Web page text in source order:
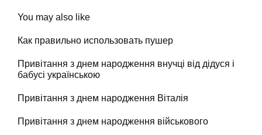
You may also like
Как правильно использовать пушер
Привітання з днем народження внучці від дідуся і
бабусі українською
Привітання з днем народження Віталія
Привітання з днем народження військового